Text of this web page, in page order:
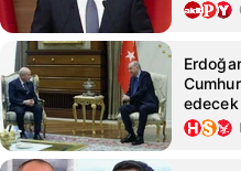
edecek